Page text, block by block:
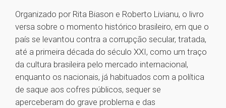
Organizado por Rita Biason e Roberto Livianu, o livro
versa sobre o momento histórico brasileiro, em que o
país se levantou contra a corrupção secular, tratada,
até a primeira década do século XXI, como um traço
da cultura brasileira pelo mercado internacional,
enquanto os nacionais, já habituados com a política
de saque aos cofres públicos, sequer se
aperceberam do grave problema e das